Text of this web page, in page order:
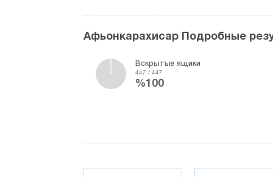
Афьонкарахисар Подробные
Вскрытые ящики
447 / 447
%100